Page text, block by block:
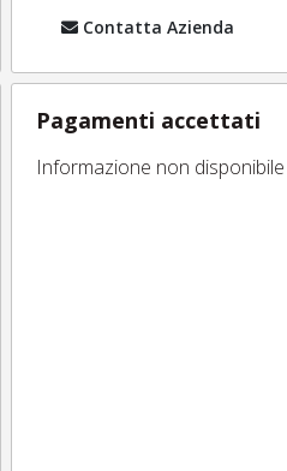
Contatta Azienda
Pagamenti accettati
Informazione non disponibile